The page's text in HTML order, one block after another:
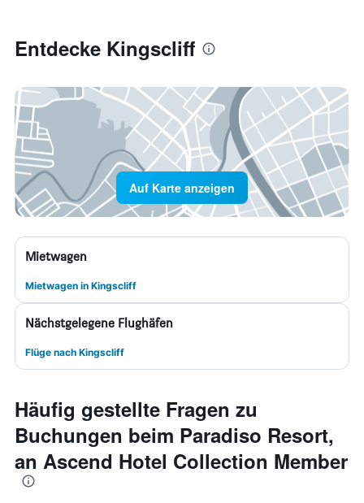
Entdecke Kingscliff
Auf Karte anzeigen
Mietwagen
Mietwagen in Kingscliff
Nächstgelegene Flughäfen
Flüge nach Kingscliff
Häufig gestellte Fragen zu
Buchungen beim Paradiso Resort,
an Ascend Hotel Collection Member